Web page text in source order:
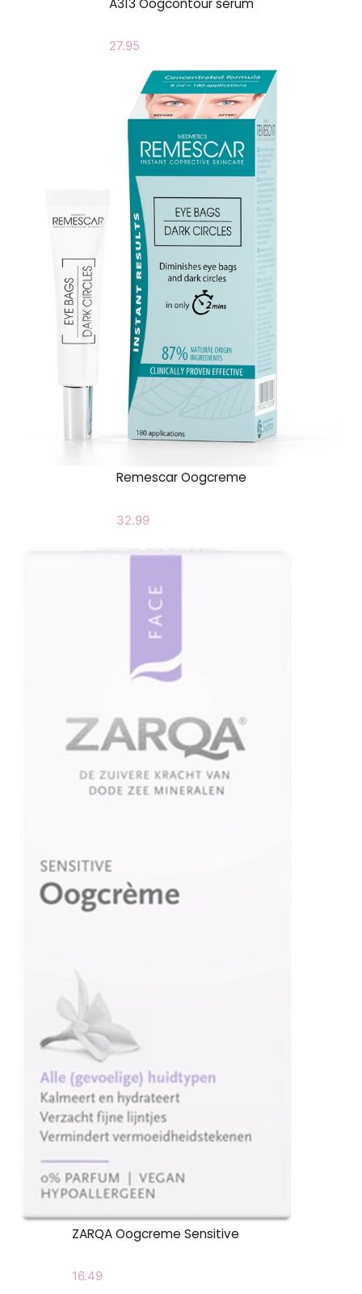
A313 Oogcontour serum
27.95
Remescar Oogcreme
32.99
ZARQA Oogcreme Sensitive
16.49